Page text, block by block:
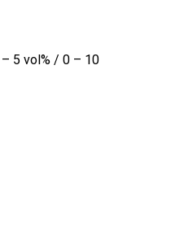
5 vol% / 0 – 10